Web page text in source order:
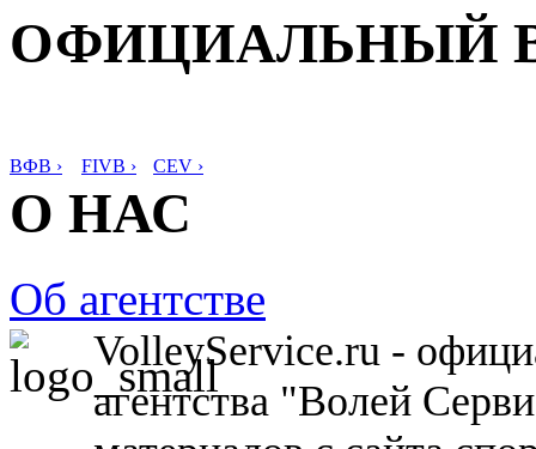
ОФИЦИАЛЬНЫЙ
ВФВ › FIVB › CEV ›
О НАС
Об агентстве
VolleyService.ru -
агентства "Волей